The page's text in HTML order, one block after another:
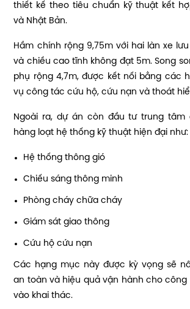
thiết kế theo tiêu chuẩn kỹ thuật kết
và Nhật Bản.
Hầm chính rộng 9,75m với hai làn xe
và chiều cao tĩnh không đạt 5m. Song
phụ rộng 4,7m, được kết nối bằng các
vụ công tác cứu hộ, cứu nạn và thoát
Ngoài ra, dự án còn đầu tư trung tâm
hàng loạt hệ thống kỹ thuật hiện đại như:
Hệ thống thông gió
Chiếu sáng thông minh
Phòng cháy chữa cháy
Giám sát giao thông
Cứu hộ cứu nạn
Các hạng mục này được kỳ vọng sẽ
an toàn và hiệu quả vận hành cho công
vào khai thác.